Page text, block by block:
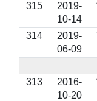
315
2019-
10-14
314
2019-
06-09
313
2016-
10-20